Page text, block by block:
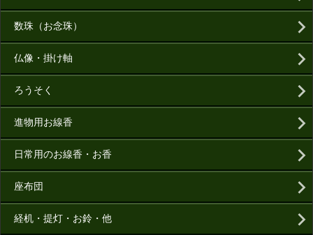
数珠（お念珠）
仏像・掛け軸
ろうそく
進物用お線香
日常用のお線香・お香
座布団
経机・提灯・お鈴・他